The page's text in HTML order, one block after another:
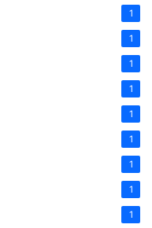
1
1
1
1
1
1
1
1
1